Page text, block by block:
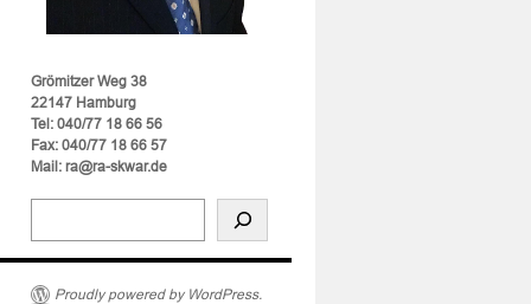
Grömitzer Weg 38
22147 Hamburg
Tel: 040/77 18 66 56
Fax: 040/77 18 66 57
Mail: ra@ra-skwar.de
Proudly powered by WordPress.